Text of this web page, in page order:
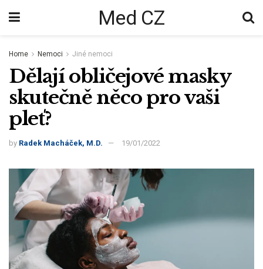
Med CZ
Home Nemoci Jiné nemoci
Dělají obličejové masky
skutečně něco pro vaši
pleť?
by Radek Macháček, M.D. 19/01/2022